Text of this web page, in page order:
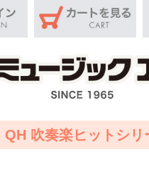
QH 吹奏楽ヒットシリ